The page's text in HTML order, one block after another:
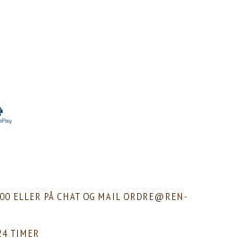
ELLER PÅ CHAT OG MAIL ORDRE@REN-
TIMER